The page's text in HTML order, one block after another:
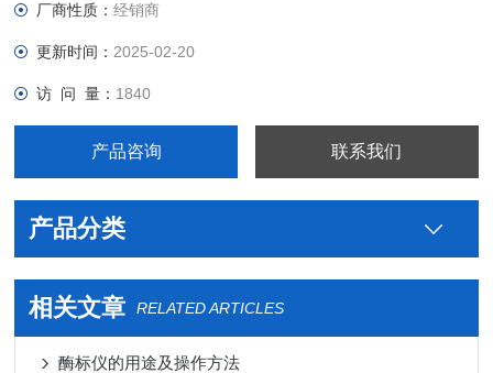
厂商性质：经销商
更新时间： 2025-02-20
访 问 量： 1840
产品咨询 联系我们
产品分类
相关文章 RELATED ARTICLES
酶标仪的用途及操作方法